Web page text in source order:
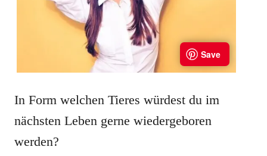
In Form welchen Tieres würdest du im
nächsten Leben gerne wiedergeboren
werden?